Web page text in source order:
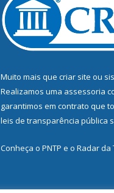
Muito mais que criar site ou
Realizamos uma assessoria
garantimos em contrato que
leis de transparência pública
Conheça o PNTP e o Radar da